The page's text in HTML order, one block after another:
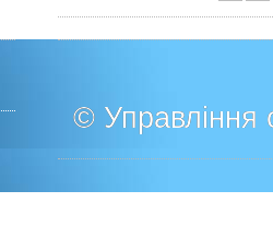
© Управління